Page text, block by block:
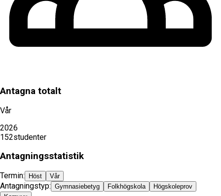
Antagna totalt
Vår
2026
152studenter
Antagningsstatistik
Termin: Höst Vår
Antagningstyp: Gymnasiebetyg Folkhögskola
Högskoleprov